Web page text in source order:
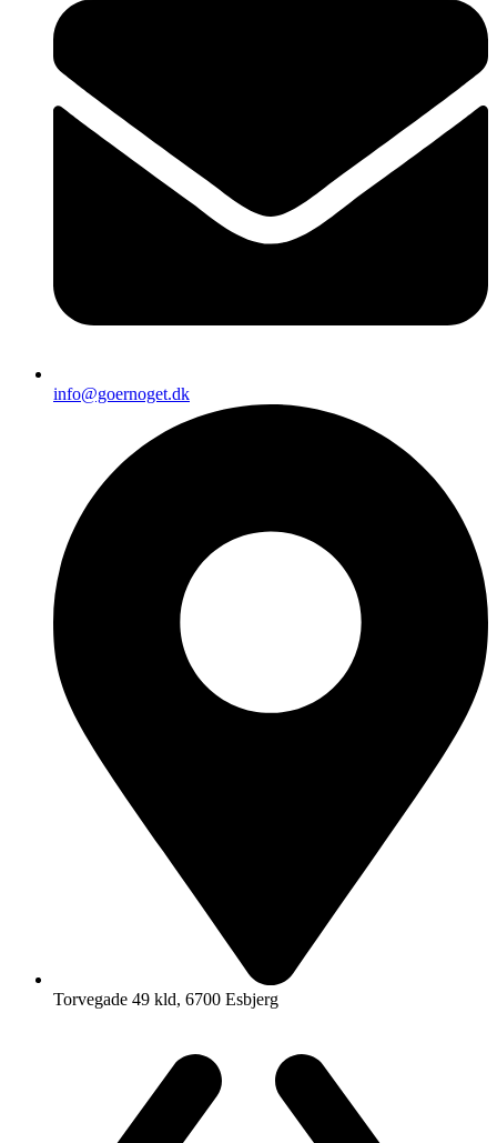
info@goernoget.dk
Torvegade 49 kld, 6700 Esbjerg